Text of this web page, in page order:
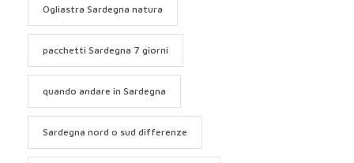
Ogliastra Sardegna natura
pacchetti Sardegna 7 giorni
quando andare in Sardegna
Sardegna nord o sud differenze